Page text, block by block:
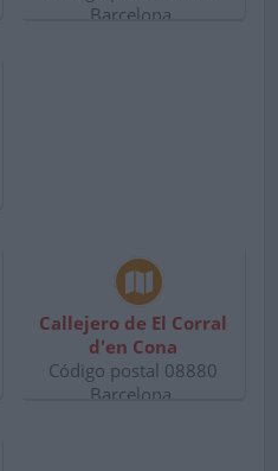
Barcelona.
Callejero de El Corral
d'en Cona
Código postal 08880
Barcelona.